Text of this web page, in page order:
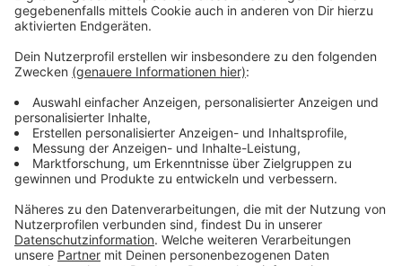
Anzeige
Weitere Infos und Links zum Thema
Anzeige
Hier gibt es weitere Infos
Anzeige